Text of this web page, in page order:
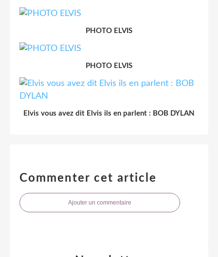
PHOTO ELVIS
PHOTO ELVIS
Elvis vous avez dit Elvis ils en parlent : BOB DYLAN
Commenter cet article
Ajouter un commentaire